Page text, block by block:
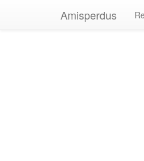
Amisperdus